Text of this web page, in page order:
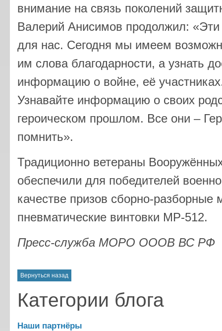
Категории блога
Наши партнёры
внимание на связь поколений
Валерий Анисимов продолжил:
для нас. Сегодня мы имеем
им слова благодарности, а узнать
информацию о войне, её
Узнавайте информацию о своих
героическом прошлом. Все они –
помнить».
Традиционно ветераны
обеспечили для победителей
качестве призов сборно-разборные
пневматические винтовки МР-512.
Пресс-служба МОРО ОООВ ВС РФ